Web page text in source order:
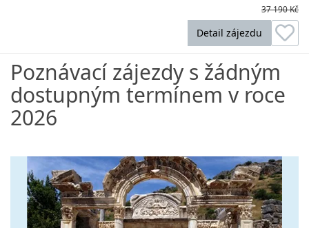
37 190 Kč
Detail zájezdu
Poznávací zájezdy s žádným
dostupným termínem v roce
2026